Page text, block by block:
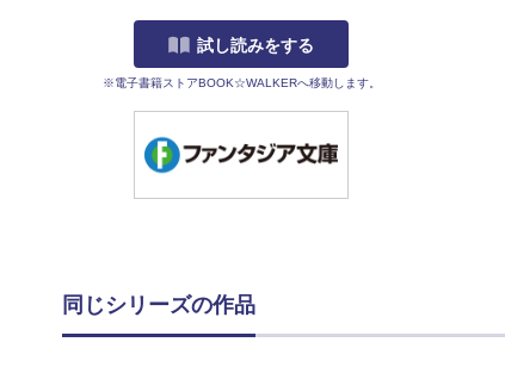
試し読みをする
※電子書籍ストアBOOK☆WALKERへ移動します。
同じシリーズの作品